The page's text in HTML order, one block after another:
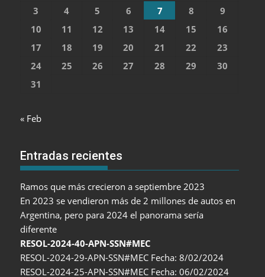
3
4 5 6 7 8
9
10
11 12 13 14 15
16
17
18 19 20 21 22
23
24
25 26 27 28 29
30
31
« Feb
Entradas recientes
Ramos que más crecieron a septiembre 2023
En 2023 se vendieron más de 2 millones de autos en
Argentina, pero para 2024 el panorama sería
diferente
RESOL-2024-40-APN-SSN#MEC
RESOL-2024-29-APN-SSN#MEC Fecha: 8/02/2024
RESOL-2024-25-APN-SSN#MEC Fecha: 06/02/2024